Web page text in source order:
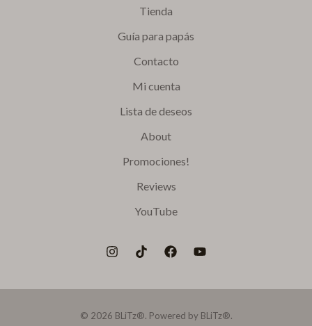
Tienda
Guía para papás
Contacto
Mi cuenta
Lista de deseos
About
Promociones!
Reviews
YouTube
© 2026 BLiTz®. Powered by BLiTz®.